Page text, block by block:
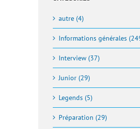
autre (4)
Informations générales
Interview (37)
Junior (29)
Legends (5)
Préparation (29)